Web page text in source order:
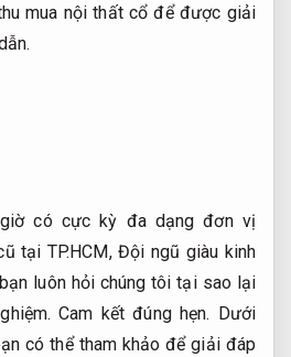
mua nội thất cổ để được giải
có cực kỳ đa dạng đơn vị
tại TP.HCM,Đội ngũ giàu kinh
luôn hỏi chúng tôi tại sao lại
Cam kết đúng hẹn. Dưới
có thể tham khảo để giải đáp